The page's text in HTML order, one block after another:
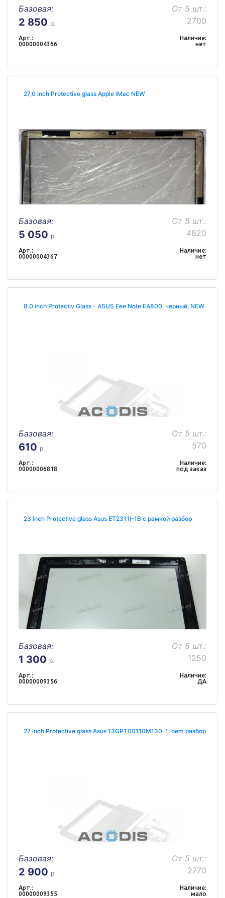
Базовая:
2 850 р.
От 5 шт.:
2700
Арт.:
00000004366
Наличие:
нет
27,0 inch Protective glass Apple iMac NEW
Базовая:
5 050 р.
От 5 шт.:
4820
Арт.:
00000004367
Наличие:
нет
8.0 inch Protectiv Glass - ASUS Eee Note EA800, черный, NEW
Базовая:
610 р.
От 5 шт.:
570
Арт.:
00000006818
Наличие:
под заказ
23 inch Protective glass Asus ET2311I-1B с рамкой разбор
Базовая:
1 300 р.
От 5 шт.:
1250
Арт.:
00000009356
Наличие:
ДА
27 inch Protective glass Asus 13GPT00110M130-1, oem разбор
Базовая:
2 900 р.
От 5 шт.:
2770
Арт.:
00000009355
Наличие:
мало